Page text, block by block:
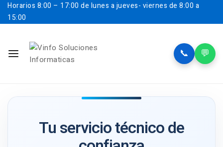
Horarios 8:00 – 17:00 de lunes a jueves- viernes de 8:00 a
15:00
📞 💬
Tu servicio técnico de